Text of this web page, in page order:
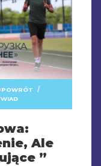
POWRÓT /
Ale
”